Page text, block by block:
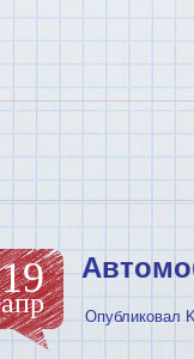
19
апр Опубликовал